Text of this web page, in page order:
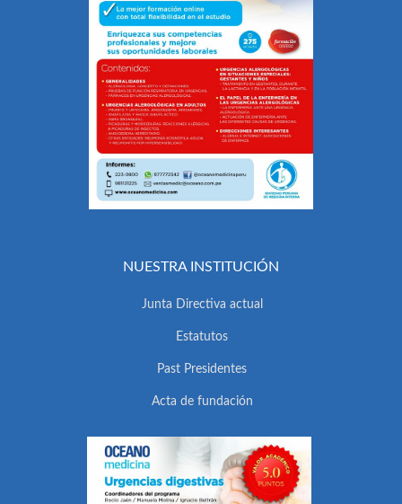
NUESTRA INSTITUCIÓN
Junta Directiva actual
Estatutos
Past Presidentes
Acta de fundación